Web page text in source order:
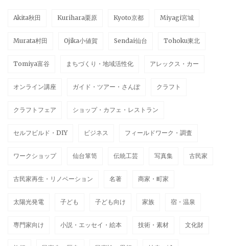
Akita秋田 Kurihara栗原 Kyoto京都 Miyagi宮城
Murata村田 Ojika小値賀 Sendai仙台 Tohoku東北
Tomiya富谷 まちづくり・地域活性化 アレックス・カー
オンライン講座 ガイド・ツアー・さんぽ クラフト
クラフトフェア ショップ・カフェ・レストラン
セルフビルド・DIY ビジネス フィールドワーク・調査
ワークショップ 仙台箪笥 伝統工芸 写真集 古民家
古民家再生・リノベーション 名著 商家・町家
太陽光発電 子ども 子ども向け 家族 宿・温泉
専門家向け 小説・エッセイ・絵本 技術・素材 文化財